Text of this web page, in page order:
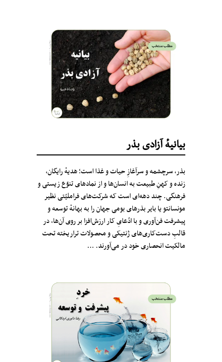
بیانیهٔ آزادی بذر
بذر، سرچشمه‌ و سرآغازِ حیات و غذا است؛ هدیهٔ رایگان،
زنده و کهنِ طبیعت به انسان‌ها و از نمادهای تنوّع زیستی و
فرهنگی. چند دهه‌ای است که شرکت‌های فراملیّتی نظیر
مونسانتو یا بایر بذرهای بومی جهان را به بهانهٔ توسعه و
پیشرفت فن‌آوری و با ادّعایِ کار ارزش‌افزا بر روی آن‌ها، در
قالبِ دست‌کاری‌های ژنتیکی و محصولات تراریخته تحت
مالکیت انحصاری خود در می‌آورند. …